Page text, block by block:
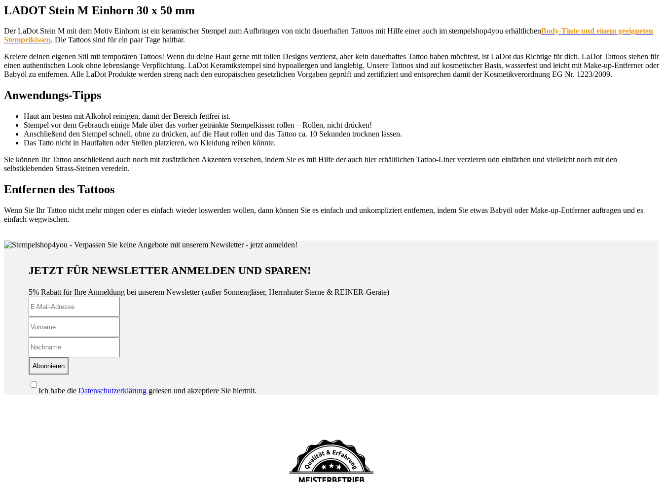
LADOT Stein M Einhorn 30 x 50 mm
Der LaDot Stein M mit dem Motiv Einhorn ist ein keramischer Stempel zum Aufbringen von nicht dauerhaften Tattoos mit Hilfe einer auch im stempelshop4you erhältlichenBody-Tinte und einem geeigneten
Stempelkissen. Die Tattoos sind für ein paar Tage haltbar.
Kreiere deinen eigenen Stil mit temporären Tattoos! Wenn du deine Haut gerne mit tollen Designs verzierst, aber kein dauerhaftes Tattoo haben möchtest, ist LaDot das Richtige für dich. LaDot Tattoos stehen für
einen authentischen Look ohne lebenslange Verpflichtung. LaDot Keramikstempel sind hypoallergen und langlebig. Unsere Tattoos sind auf kosmetischer Basis, wasserfest und leicht mit Make-up-Entferner oder
Babyöl zu entfernen. Alle LaDot Produkte werden streng nach den europäischen gesetzlichen Vorgaben geprüft und zertifiziert und entsprechen damit der Kosmetikverordnung EG Nr. 1223/2009.
Anwendungs-Tipps
Haut am besten mit Alkohol reinigen, damit der Bereich fettfrei ist.
Stempel vor dem Gebrauch einige Male über das vorher getränkte Stempelkissen rollen – Rollen, nicht drücken!
Anschließend den Stempel schnell, ohne zu drücken, auf die Haut rollen und das Tattoo ca. 10 Sekunden trocknen lassen.
Das Tatto nicht in Hautfalten oder Stellen platzieren, wo Kleidung reiben könnte.
Sie können Ihr Tattoo anschließend auch noch mit zusätzlichen Akzenten versehen, indem Sie es mit Hilfe der auch hier erhältlichen Tattoo-Liner verzieren udn einfärben und vielleicht noch mit den
selbstklebenden Strass-Steinen veredeln.
Entfernen des Tattoos
Wenn Sie Ihr Tattoo nicht mehr mögen oder es einfach wieder loswerden wollen, dann können Sie es einfach und unkompliziert entfernen, indem Sie etwas Babyöl oder Make-up-Entferner auftragen und es
einfach wegwischen.
JETZT FÜR NEWSLETTER ANMELDEN UND SPAREN!
5% Rabatt für Ihre Anmeldung bei unserem Newsletter (außer Sonnengläser, Herrnhuter Sterne & REINER-Geräte)
Abonnieren
Ich habe die Datenschutzerklärung gelesen und akzeptiere Sie hiermit.